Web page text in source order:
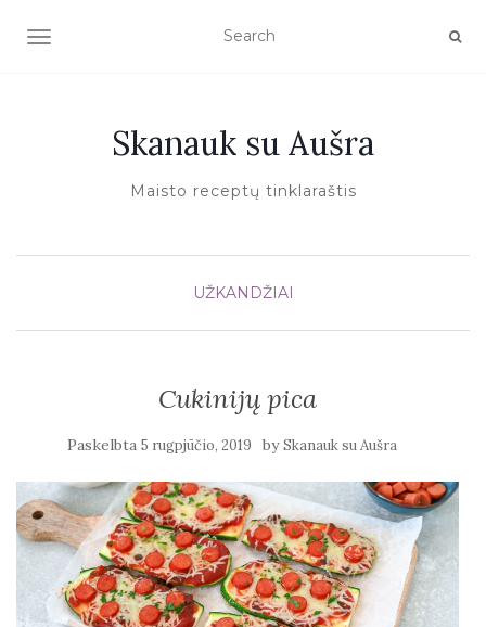
TOGGLE NAVIGATION
Skanauk su Aušra
Maisto receptų tinklaraštis
UŽKANDŽIAI
Cukinijų pica
Paskelbta 5 rugpjūčio, 2019 bySkanauk su Aušra